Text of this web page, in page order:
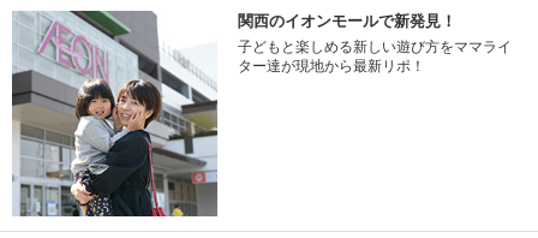
関西のイオンモールで新発見！
子どもと楽しめる新しい遊び方をママライ
ター達が現地から最新リポ！